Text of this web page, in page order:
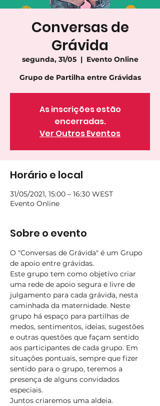
Conversas de
Grávida
segunda, 31/05
  |
Evento Online
Grupo de Partilha entre Grávidas
As inscrições estão
encerradas.
Ver Outros Eventos
Horário e local
31/05/2021, 15:00 – 16:30 WEST
Evento Online
Sobre o evento
O "Conversas de Grávida" é um Grupo
de apoio entre grávidas.
Este grupo tem como objetivo criar
uma rede de apoio segura e livre de
julgamento para cada grávida, nesta
caminhada da maternidade. Neste
grupo há espaço para partilhas de
medos, sentimentos, ideias, sugestões
e outras questões que façam sentido
aos participantes de cada grupo. Em
situações pontuais, sempre que fizer
sentido para o grupo, teremos a
presença de alguns convidados
especiais. ​
Juntos criaremos uma aldeia.